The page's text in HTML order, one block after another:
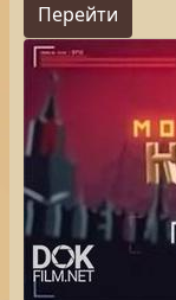
Перейти